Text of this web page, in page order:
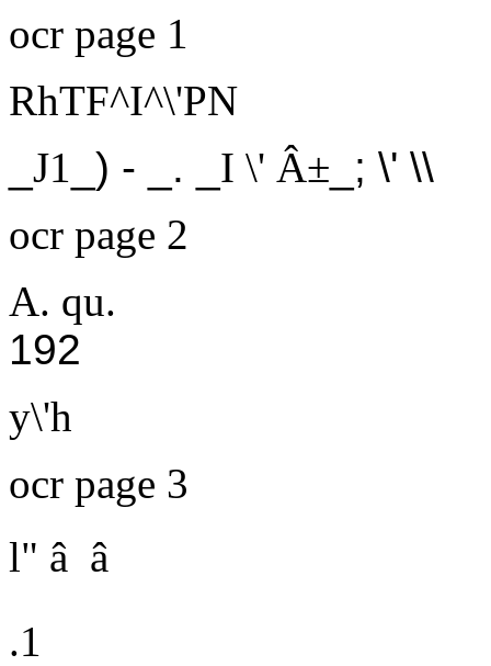
ocr page 1
RhTF^I^\'PN
J1 _) - _. _ I \' Â± _; \' \\
ocr page 2
A. qu.
192
y\'h
ocr page 3
l" â â
.1